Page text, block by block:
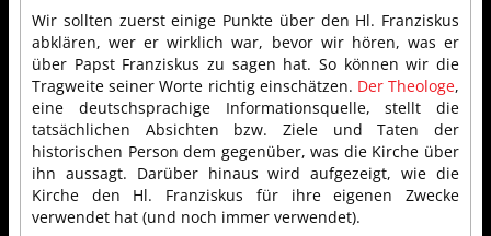
Wir sollten zuerst einige Punkte über den Hl. Franziskus
abklären, wer er wirklich war, bevor wir hören, was er
über Papst Franziskus zu sagen hat. So können wir die
Tragweite seiner Worte richtig einschätzen. Der Theologe,
eine deutschsprachige Informationsquelle, stellt die
tatsächlichen Absichten bzw. Ziele und Taten der
historischen Person dem gegenüber, was die Kirche über
ihn aussagt. Darüber hinaus wird aufgezeigt, wie die
Kirche den Hl. Franziskus für ihre eigenen Zwecke
verwendet hat (und noch immer verwendet).